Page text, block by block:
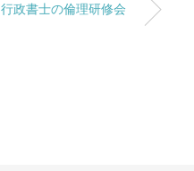
行政書士の倫理研修会